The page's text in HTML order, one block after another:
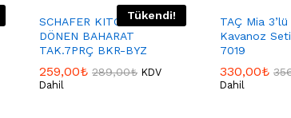
Tükendi!
SCHAFER KITCHENHOUSE
DÖNEN BAHARAT
TAK.7PRÇ BKR-BYZ
259,00₺ 289,00₺ KDV
Dahil
TAÇ Mia
Kavanoz
7019
330,00₺
Dahil